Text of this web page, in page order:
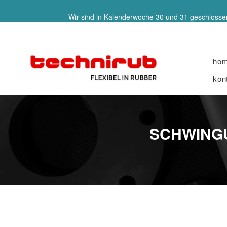
Wir sind in Kalenderwoche 30 und 31